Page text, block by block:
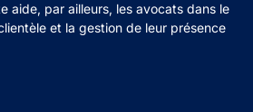
aide, par ailleurs, les avocats dans le
et la gestion de leur présence